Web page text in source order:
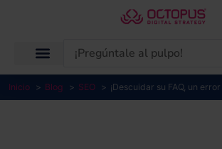
Search
Inicio Blog SEO ¡Descuidar su FAQ, un